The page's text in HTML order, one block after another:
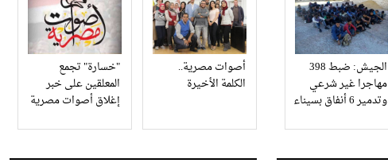
الجيش: ضبط 398
مهاجرا غير شرعي
وتدمير 6 أنفاق بسيناء
أصوات مصرية..
الكلمة الأخيرة
"خسارة" تجمع
المعلقين على خبر
إغلاق أصوات مصرية